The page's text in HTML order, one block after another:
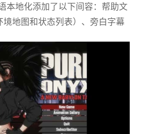
本地化添加了以下间容：帮助文
境地图和状态列表）、旁白字幕